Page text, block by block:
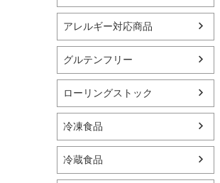
アレルギー対応商品
グルテンフリー
ローリングストック
冷凍食品
冷蔵食品